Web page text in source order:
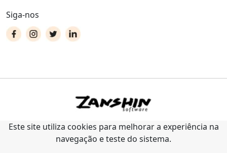
Siga-nos
Este site utiliza cookies para melhorar a experiência na
navegação e teste do sistema.